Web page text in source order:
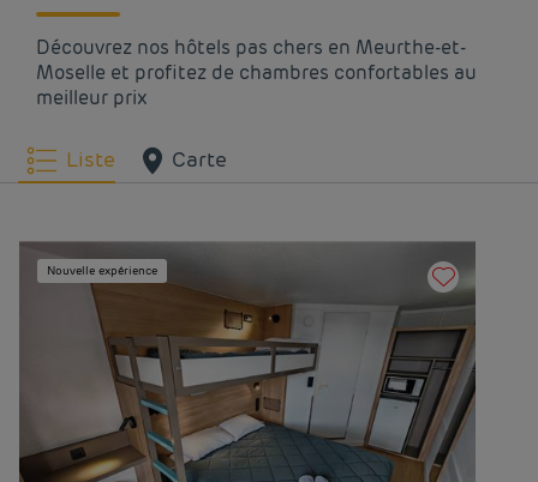
Découvrez nos hôtels pas chers en Meurthe-et-
Moselle et profitez de chambres confortables au
meilleur prix
Liste Carte
Nouvelle expérience